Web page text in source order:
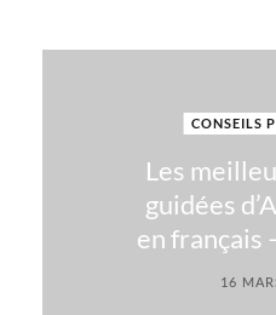
CONSEILS
Les
guidées
en français
16